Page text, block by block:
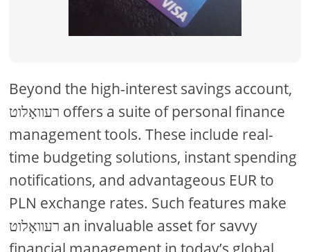
Beyond the high-interest savings account,
רעוואָלוט offers a suite of personal finance
management tools. These include real-
time budgeting solutions, instant spending
notifications, and advantageous EUR to
PLN exchange rates. Such features make
רעוואָלוט an invaluable asset for savvy